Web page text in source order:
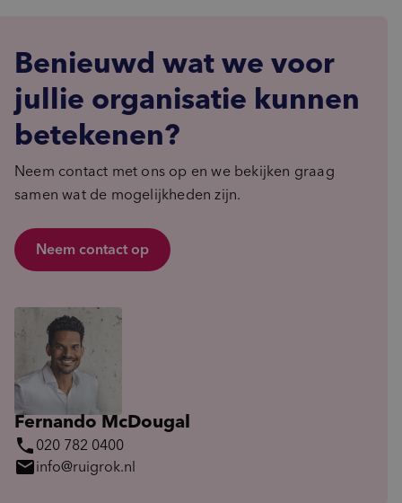
Benieuwd wat we voor
jullie organisatie kunnen
betekenen?
Neem contact met ons op en we bekijken graag
samen wat de mogelijkheden zijn.
Neem contact op
Fernando McDougal
phone 020 782 0400
mailinfo@ruigrok.nl